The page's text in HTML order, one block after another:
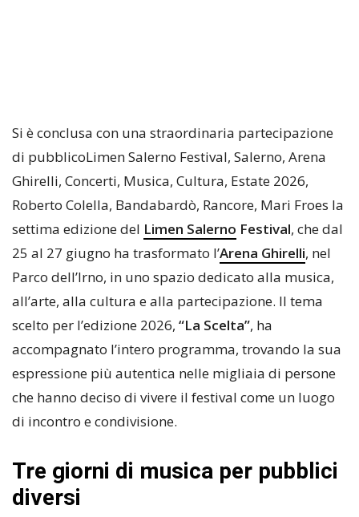
Si è conclusa con una straordinaria partecipazione
di pubblicoLimen Salerno Festival, Salerno, Arena
Ghirelli, Concerti, Musica, Cultura, Estate 2026,
Roberto Colella, Bandabardò, Rancore, Mari Froes la
settima edizione del Limen Salerno Festival, che dal
25 al 27 giugno ha trasformato l’Arena Ghirelli, nel
Parco dell’Irno, in uno spazio dedicato alla musica,
all’arte, alla cultura e alla partecipazione. Il tema
scelto per l’edizione 2026, “La Scelta”, ha
accompagnato l’intero programma, trovando la sua
espressione più autentica nelle migliaia di persone
che hanno deciso di vivere il festival come un luogo
di incontro e condivisione.
Tre giorni di musica per pubblici
diversi